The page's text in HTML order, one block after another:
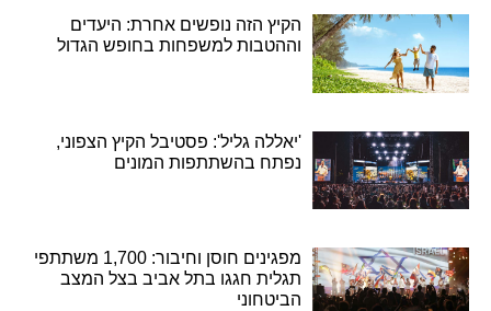
הקיץ הזה נופשים אחרת: היעדים
וההטבות למשפחות בחופש הגדול
'יאללה גליל': פסטיבל הקיץ הצפוני,
נפתח בהשתתפות המונים
מפגינים חוסן וחיבור: 1,700 משתתפי
תגלית חגגו בתל אביב בצל המצב
הביטחוני